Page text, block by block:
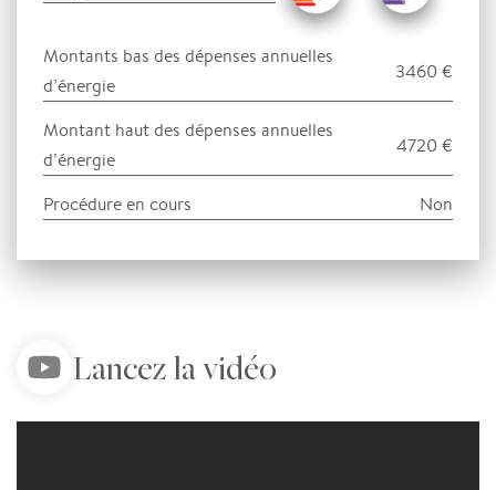
Montants bas des dépenses annuelles
d’énergie
3460 €
Montant haut des dépenses annuelles
d’énergie
4720 €
Procédure en cours Non
Lancez la vidéo